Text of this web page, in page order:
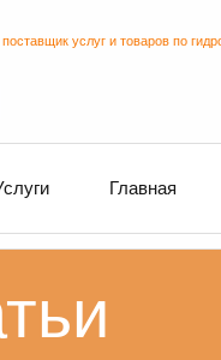
услуг и товаров по
Главная